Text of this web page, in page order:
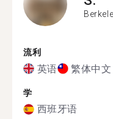
流利
英语 繁体中文
学
西班牙语